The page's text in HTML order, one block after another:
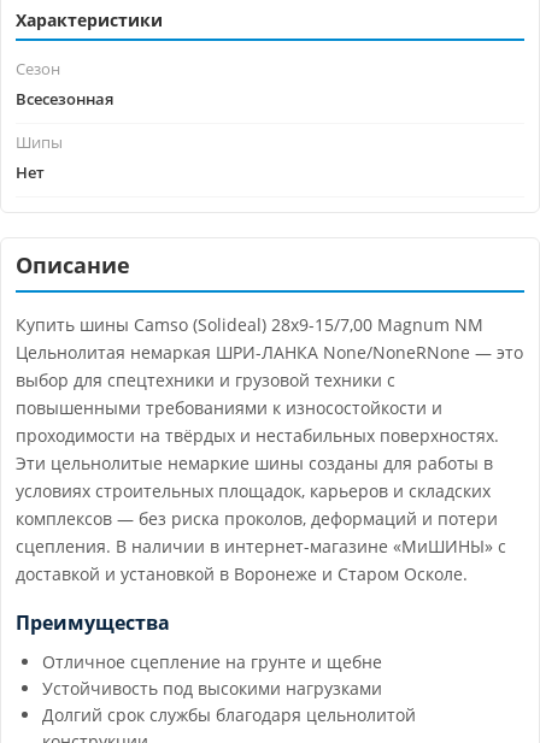
Характеристики
Сезон
Всесезонная
Шипы
Нет
Описание
Купить шины Camso (Solideal) 28x9-15/7,00 Magnum NM
Цельнолитая немаркая ШРИ-ЛАНКА None/NoneRNone — это
выбор для спецтехники и грузовой техники с
повышенными требованиями к износостойкости и
проходимости на твёрдых и нестабильных поверхностях.
Эти цельнолитые немаркие шины созданы для работы в
условиях строительных площадок, карьеров и складских
комплексов — без риска проколов, деформаций и потери
сцепления. В наличии в интернет-магазине «МиШИНЫ» с
доставкой и установкой в Воронеже и Старом Осколе.
Преимущества
Отличное сцепление на грунте и щебне
Устойчивость под высокими нагрузками
Долгий срок службы благодаря цельнолитой